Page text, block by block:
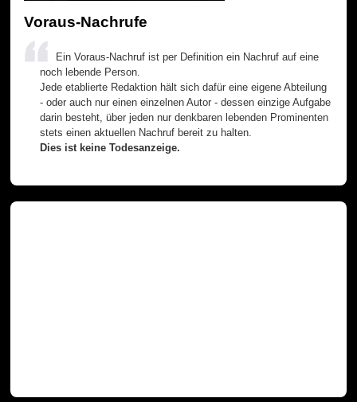
Voraus-Nachrufe
Ein Voraus-Nachruf ist per Definition ein Nachruf auf eine
noch lebende Person.
Jede etablierte Redaktion hält sich dafür eine eigene Abteilung
- oder auch nur einen einzelnen Autor - dessen einzige Aufgabe
darin besteht, über jeden nur denkbaren lebenden Prominenten
stets einen aktuellen Nachruf bereit zu halten.
Dies ist keine Todesanzeige.